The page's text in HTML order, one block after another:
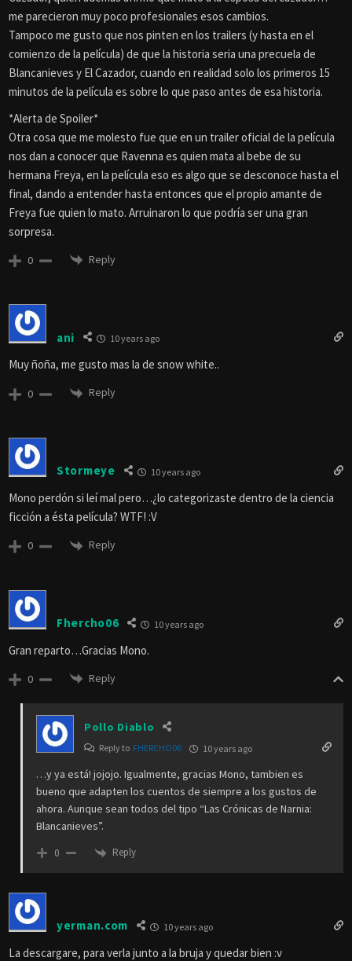
me parecieron muy poco profesionales esos cambios.
Tampoco me gusto que nos pinten en los trailers (y hasta en el
comienzo de la película) de que la historia seria una precuela de
Blancanieves y El Cazador, cuando en realidad solo los primeros 15
minutos de la película es sobre lo que paso antes de esa historia.
*Alerta de Spoiler*
Otra cosa que me molesto fue que en un trailer oficial de la película
nos dan a conocer que Ravenna es quien mata al bebe de su
hermana Freya, en la película eso es algo que se desconoce hasta el
final, dando a entender hasta entonces que el propio amante de
Freya fue quien lo mato. Arruinaron lo que podría ser una gran
sorpresa.
0 Reply
ani 10 years ago
Muy ñoña, me gusto mas la de snow white..
0 Reply
Stormeye 10 years ago
Mono perdón si leí mal pero…¿lo categorizaste dentro de la ciencia
ficción a ésta película? WTF! :V
0 Reply
Fhercho06 10 years ago
Gran reparto…Gracias Mono.
0 Reply
Pollo Diablo
Reply to FHERCHO06 10 years ago
…y ya está! jojojo. Igualmente, gracias Mono, tambien es
bueno que adapten los cuentos de siempre a los gustos de
ahora. Aunque sean todos del tipo “Las Crónicas de Narnia:
Blancanieves”.
0 Reply
yerman.com 10 years ago
La descargare, para verla junto a la bruja y quedar bien :v